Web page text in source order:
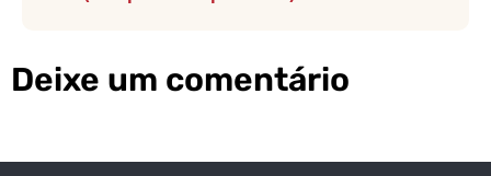
Deixe um comentário